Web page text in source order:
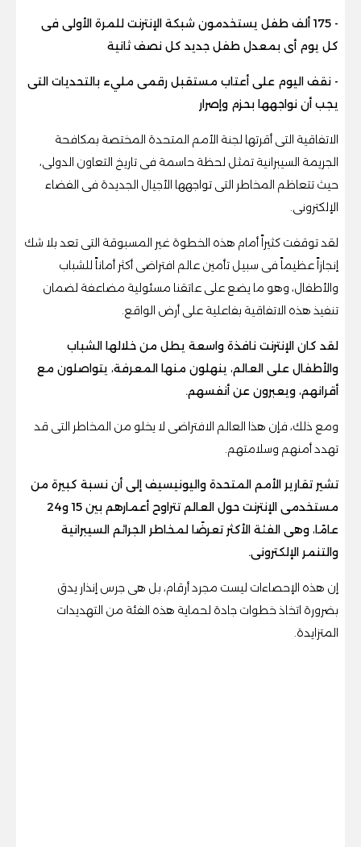
- 175 ألف طفل يستخدمون شبكة الإنترنت للمرة الأولى فى
كل يوم أى بمعدل طفل جديد كل نصف ثانية
- نقف اليوم على أعتاب مستقبل رقمى مليء بالتحديات التى
يجب أن نواجهها بحزم وإصرار
الاتفاقية التى أقرتها لجنة الأمم المتحدة المختصة بمكافحة
الجريمة السيبرانية تمثل لحظة حاسمة فى تاريخ التعاون الدولى،
حيث تتعاظم المخاطر التى تواجهها الأجيال الجديدة فى الفضاء
الإلكترونى.
لقد توقفت كثيراً أمام هذه الخطوة غير المسبوقة التى تعد بلا شك
إنجازاً عظيماً فى سبيل تأمين عالم افتراضى أكثر أماناً للشباب
والأطفال، وهو ما يضع على عاتقنا مسئولية مضاعفة لضمان
تنفيذ هذه الاتفاقية بفاعلية على أرض الواقع.
لقد كان الإنترنت نافذة واسعة يطل من خلالها الشباب
والأطفال على العالم، ينهلون منها المعرفة، يتواصلون مع
أقرانهم، ويعبرون عن أنفسهم.
ومع ذلك، فإن هذا العالم الافتراضى لا يخلو من المخاطر التى قد
تهدد أمنهم وسلامتهم.
تشير تقارير الأمم المتحدة واليونيسيف إلى أن نسبة كبيرة من
مستخدمى الإنترنت حول العالم تتراوح أعمارهم بين 15 و24
عامًا، وهى الفئة الأكثر تعرضًا لمخاطر الجرائم السيبرانية
والتنمر الإلكترونى.
إن هذه الإحصاءات ليست مجرد أرقام، بل هى جرس إنذار يدق
بضرورة اتخاذ خطوات جادة لحماية هذه الفئة من التهديدات
المتزايدة.